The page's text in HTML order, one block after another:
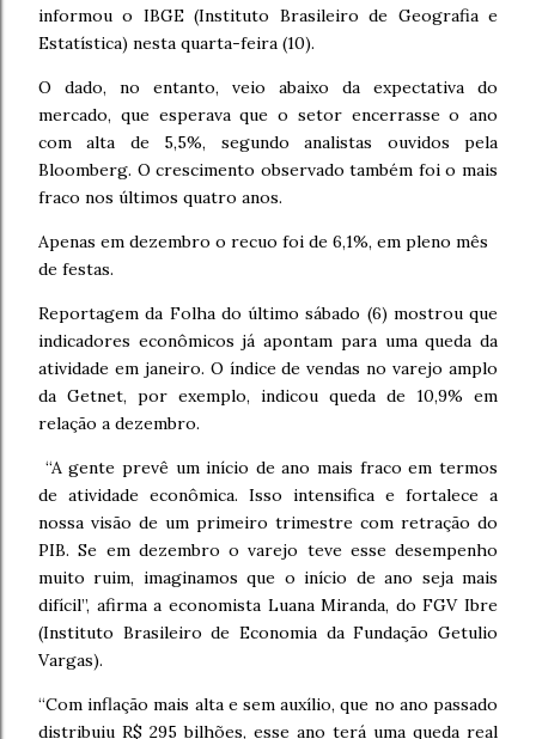
informou o IBGE (Instituto Brasileiro de Geografia e
Estatística) nesta quarta-feira (10).
O dado, no entanto, veio abaixo da expectativa do
mercado, que esperava que o setor encerrasse o ano
com alta de 5,5%, segundo analistas ouvidos pela
Bloomberg. O crescimento observado também foi o mais
fraco nos últimos quatro anos.
Apenas em dezembro o recuo foi de 6,1%, em pleno mês
de festas.
Reportagem da Folha do último sábado (6) mostrou que
indicadores econômicos já apontam para uma queda da
atividade em janeiro. O índice de vendas no varejo amplo
da Getnet, por exemplo, indicou queda de 10,9% em
relação a dezembro.
“A gente prevê um início de ano mais fraco em termos
de atividade econômica. Isso intensifica e fortalece a
nossa visão de um primeiro trimestre com retração do
PIB. Se em dezembro o varejo teve esse desempenho
muito ruim, imaginamos que o início de ano seja mais
difícil”, afirma a economista Luana Miranda, do FGV Ibre
(Instituto Brasileiro de Economia da Fundação Getulio
Vargas).
“Com inflação mais alta e sem auxílio, que no ano passado
distribuiu R$ 295 bilhões, esse ano terá uma queda real